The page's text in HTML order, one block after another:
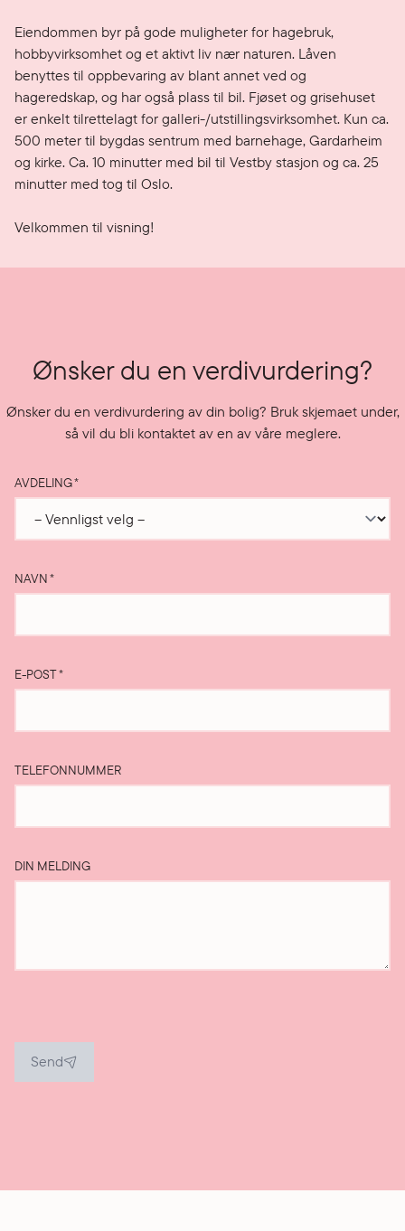
Eiendommen byr på gode muligheter for hagebruk,
hobbyvirksomhet og et aktivt liv nær naturen. Låven
benyttes til oppbevaring av blant annet ved og
hageredskap, og har også plass til bil. Fjøset og grisehuset
er enkelt tilrettelagt for galleri-/utstillingsvirksomhet. Kun ca.
500 meter til bygdas sentrum med barnehage, Gardarheim
og kirke. Ca. 10 minutter med bil til Vestby stasjon og ca. 25
minutter med tog til Oslo.
Velkommen til visning!
Ønsker du en verdivurdering?
Ønsker du en verdivurdering av din bolig? Bruk skjemaet under,
så vil du bli kontaktet av en av våre meglere.
AVDELING*
NAVN*
E-POST*
TELEFONNUMMER
DIN MELDING
Send